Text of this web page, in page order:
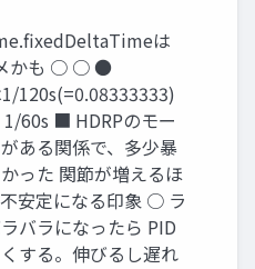
は
かも ○ ○ ●
120s(=0.08333333)
60s ■ HDRPのモー
ある関係で、多少暴
った 関節が増えるほ
安定になる印象 ○ ラ
バラになったら PID
する。伸びるし遅れ